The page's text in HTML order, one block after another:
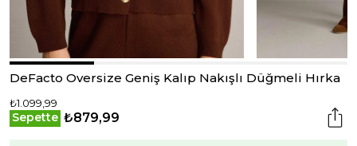
DeFacto Oversize Geniş Kalıp Nakışlı Düğmeli Hırka
₺1.099,99
Sepette ₺879,99